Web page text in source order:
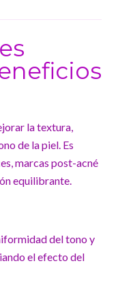
la textura,
de la piel. Es
marcas post-acné
equilibrante.
del tono y
el efecto del